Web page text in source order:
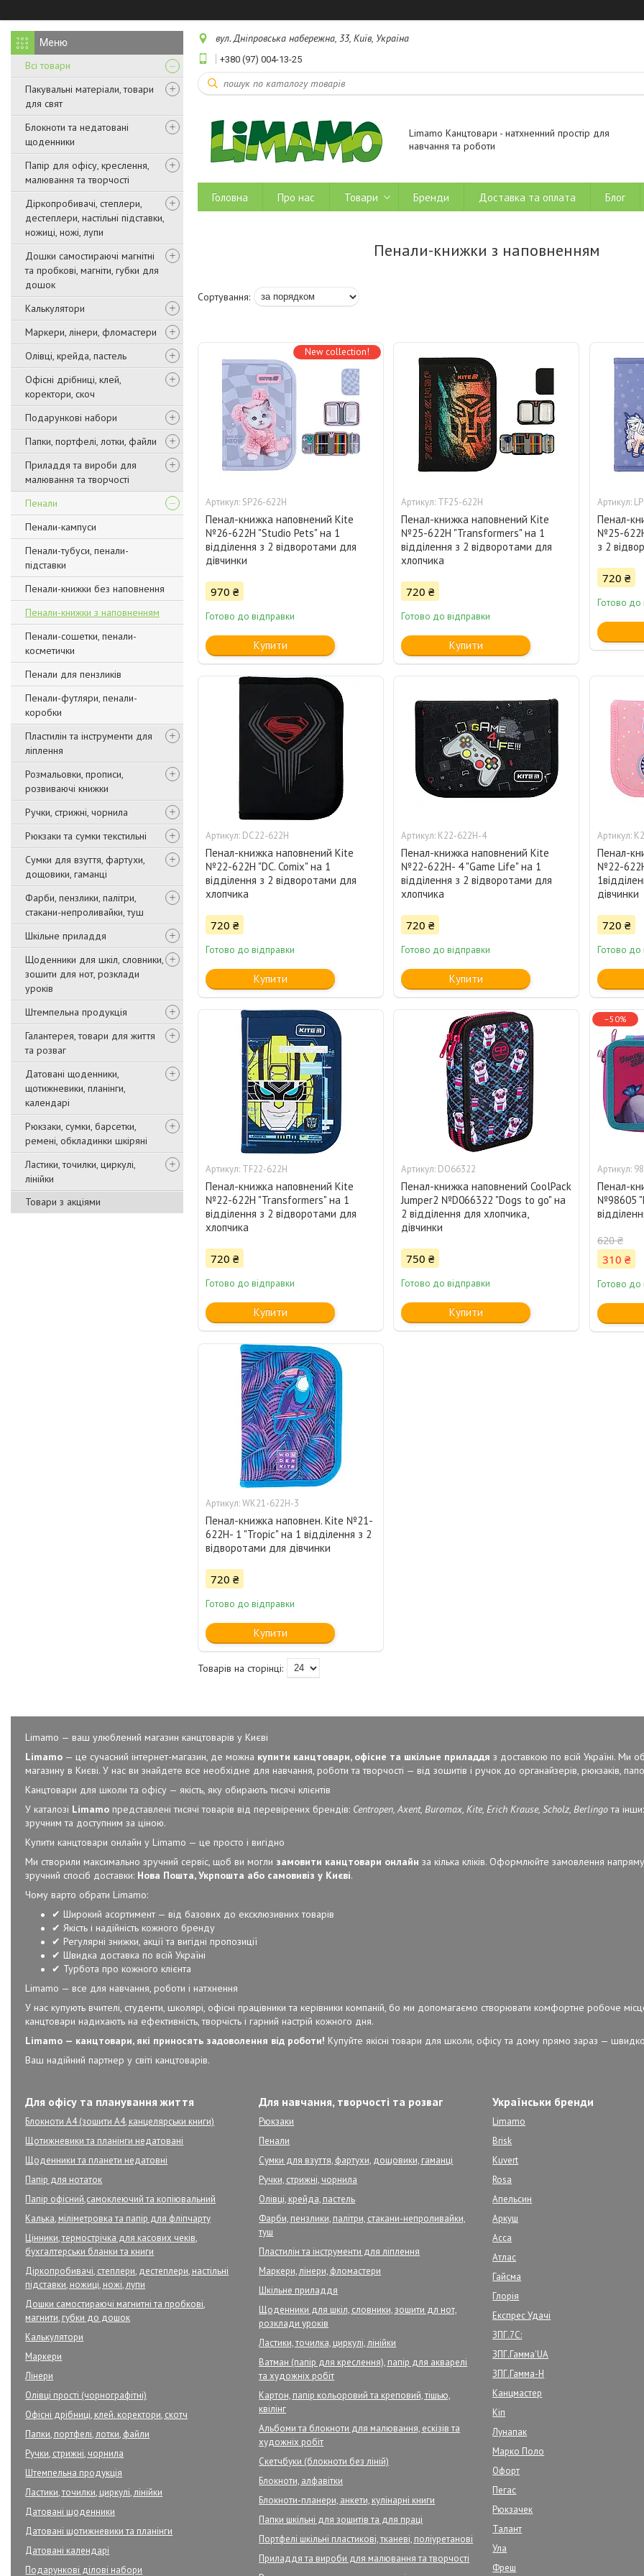
Всі товари
Пакувальні матеріали, товари
для свят
Блокноти та недатовані
щоденники
Папір для офісу, креслення,
малювання та творчості
Діркопробивачі, степлери,
дестеплери, настільні підставки,
ножиці, ножі, лупи
Дошки самостираючі магнітні
та пробкові, магніти, губки для
дошок
Калькулятори
Маркери, лінери, фломастери
Олівці, крейда, пастель
Офісні дрібниці, клей,
коректори, скоч
Подарункові набори
Папки, портфелі, лотки, файли
Приладдя та вироби для
малювання та творчості
Пенали
Пенали-кампуси
Пенали-тубуси, пенали-
підставки
Пенали-книжки без наповнення
Пенали-книжки з наповненням
Пенали-сошетки, пенали-
косметички
Пенали для пензликів
Пенали-футляри, пенали-
коробки
Пластилін та інструменти для
ліплення
Розмальовки, прописи,
розвиваючі книжки
Ручки, стрижні, чорнила
Рюкзаки та сумки текстильні
Сумки для взуття, фартухи,
дощовики, гаманці
Фарби, пензлики, палітри,
стакани-непроливайки, туш
Шкільне приладдя
Щоденники для шкіл, словники,
зошити для нот, розклади
уроків
Штемпельна продукція
Галантерея, товари для життя
та розваг
Датовані щоденники,
щотижневики, планінги,
календарі
Рюкзаки, сумки, барсетки,
ремені, обкладинки шкіряні
Ластики, точилки, циркулі,
лінійки
Товари з акціями
вул. Дніпровська набережна, 33, Київ, Україна
+380 (97) 004-13-25
Limamo Канцтовари - натхненний простір для
навчання та роботи
Головна Про нас Товари Бренди Доставка та оплата Блог
Пенали-книжки з наповненням
New collection!
SP26-622Н
Пенал-книжка наповнений Kite
№26-622Н "Studio Pets" на 1
відділення з 2 відворотами для
дівчинки
970 ₴
Готово до відправки
Купити
TF25-622Н
Пенал-книжка наповнений Kite
№25-622Н "Transformers" на 1
відділення з 2 відворотами для
хлопчика
720 ₴
Готово до відправки
Купити
Пенал-
№25-622Н
з 2
720 ₴
Готово до
DC22-622Н
Пенал-книжка наповнений Kite
№22-622Н "DC. Comix" на 1
відділення з 2 відворотами для
хлопчика
720 ₴
Готово до відправки
Купити
K22-622Н-4
Пенал-книжка наповнений Kite
№22-622Н- 4 "Game Life" на 1
відділення з 2 відворотами для
хлопчика
720 ₴
Готово до відправки
Купити
Пенал-
№22-
дівчинки
720 ₴
Готово до
TF22-622Н
Пенал-книжка наповнений Kite
№22-622Н "Transformers" на 1
відділення з 2 відворотами для
хлопчика
720 ₴
Готово до відправки
Купити
DO66322
Пенал-книжка наповнений CoolPack
Jumper2 №D066322 "Dogs to go" на
2 відділення для хлопчика,
дівчинки
750 ₴
Готово до відправки
Купити
–50%
Пенал-
№98605
620 ₴
310 ₴
Готово до
WK21-622Н-3
Пенал-книжка наповнен. Kite №21-
622Н- 1 "Tropic" на 1 відділення з 2
відворотами для дівчинки
720 ₴
Готово до відправки
Купити
Limamo — ваш улюблений магазин канцтоварів у Києві
Limamo — це сучасний інтернет-магазин, де можна купити канцтовари, офісне та шкільне приладдя з доставкою по всій Україні. Ми
магазину в Києві. У нас ви знайдете все необхідне для навчання, роботи та творчості — від зошитів і ручок до органайзерів, рюкзаків,
Канцтовари для школи та офісу — якість, яку обирають тисячі клієнтів
У каталозі Limamo представлені тисячі товарів від перевірених брендів: Centropen, Axent, Buromax, Kite, Erich Krause, Scholz, Berlingoта
зручним та доступним за ціною.
Купити канцтовари онлайн у Limamo — це просто і вигідно
Ми створили максимально зручний сервіс, щоб ви могли замовити канцтовари онлайн за кілька кліків. Оформлюйте замовлення
зручний спосіб доставки: Нова Пошта, Укрпошта або самовивіз у Києві.
Чому варто обрати Limamo:
✔ Широкий асортимент — від базових до ексклюзивних товарів
✔ Якість і надійність кожного бренду
✔ Регулярні знижки, акції та вигідні пропозиції
✔ Швидка доставка по всій Україні
✔ Турбота про кожного клієнта
Limamo — все для навчання, роботи і натхнення
У нас купують вчителі, студенти, школярі, офісні працівники та керівники компаній, бо ми допомагаємо створювати комфортне робоче
канцтовари надихають на ефективність, творчість і гарний настрій кожного дня.
Limamo — канцтовари, які приносять задоволення від роботи! Купуйте якісні товари для школи, офісу та дому прямо зараз —
Ваш надійний партнер у світі канцтоварів.
Для офісу та планування життя
Блокноти А4 (зошити А4, канцелярськи книги)
Щотижневики та планінги недатовані
Щоденники та планети недатовні
Папір для нотаток
Папір офісний,самоклеючий та копіювальний
Калька, міліметровка та папір для фліпчарту
Цінники, термострічка для касових чеків,
бухгалтерськи бланки та книги
Діркопробивачі, степлери, дестеплери, настільні
підставки, ножиці, ножі, лупи
Дошки самостираючі магнитні та пробкові,
магнити, губки до дошок
Калькулятори
Маркери
Лінери
Олівці прості (чорнографітні)
Офісні дрібниці, клей. коректори, скотч
Папки, портфелі, лотки, файли
Ручки, стрижні, чорнила
Штемпельна продукція
Ластики, точилки, циркулі, лінійки
Датовані щоденники
Датовані щотижневики та планінги
Датовані календарі
Подарункові ділові набори
Для навчання, творчості та розваг
Рюкзаки
Пенали
Сумки для взуття, фартухи, дощовики, гаманці
Ручки, стрижні, чорнила
Олівці, крейда, пастель
Фарби, пензлики, палітри, стакани-непроливайки,
туш
Пластилін та інструменти для ліплення
Маркери, лінери, фломастери
Шкільне приладдя
Щоденники для шкіл, словники, зошити дл нот,
розклади уроків
Ластики, точилка, циркулі, лінійки
Ватман (папір для креслення), папір для акварелі
та художніх робіт
Картон, папір кольоровий та креповий, тішью,
квілінг
Альбоми та блокноти для малювання, ескізів та
художніх робіт
Скетчбуки (блокноти без ліній)
Блокноти, алфавітки
Блокноти-планери, анкети, кулінарні книги
Папки шкільні для зошитів та для праці
Портфелі шкільні пластикові, тканеві, поліуретанові
Приладдя та вироби для малювання та творчості
Українськи бренди
Limamo
Brisk
Kuvert
Rosa
Апельсин
Аркуш
Асса
Атлас
Гайсма
Глорія
Експрес Удачі
ЗПГ.7С:
ЗПГ.Гамма'UA
ЗПГ.Гамма-Н
Канцмастер
Кіп
Лунапак
Марко Поло
Офорт
Пегас
Рюкзачек
Талант
Ула
Фреш